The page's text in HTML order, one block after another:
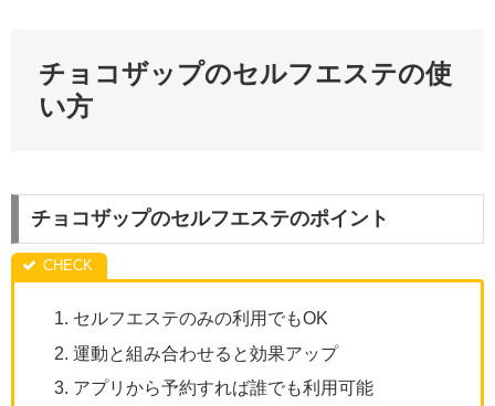
チョコザップのセルフエステの使
い方
チョコザップのセルフエステのポイント
セルフエステのみの利用でもOK
運動と組み合わせると効果アップ
アプリから予約すれば誰でも利用可能